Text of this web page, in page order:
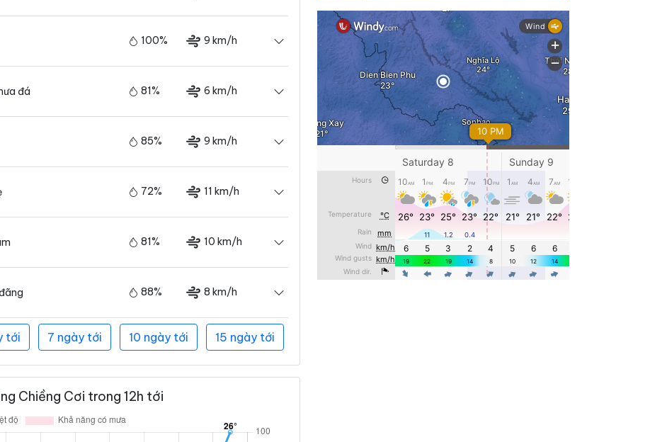
100% 9 km/h
đá 81% 6 km/h
85% 9 km/h
72% 11 km/h
81% 10 km/h
88% 8 km/h
tới 7 ngày tới 10 ngày tới 15 ngày tới
Chiềng Cơi trong 12h tới